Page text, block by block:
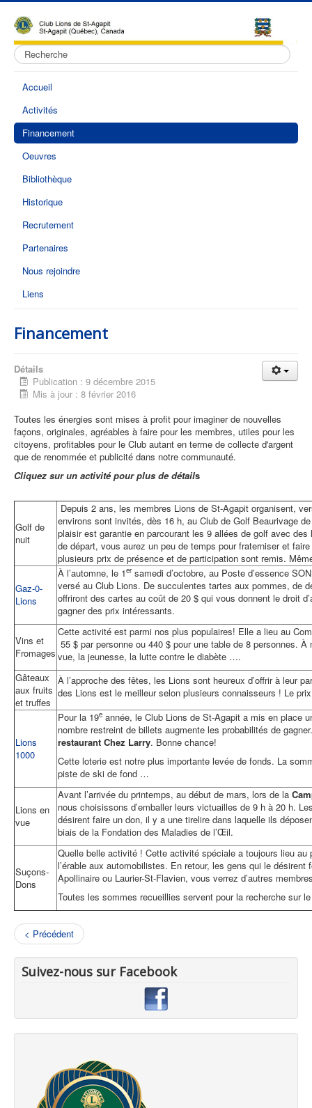
Rechercher
Accueil
Activités
Financement
Oeuvres
Bibliothèque
Historique
Recrutement
Partenaires
Nous rejoindre
Liens
Financement
Détails
Publication : 9 décembre 2015
Mis à jour : 8 février 2016
Toutes les énergies sont mises à profit pour imaginer de nouvelles
façons, originales, agréables à faire pour les membres, utiles pour les
citoyens, profitables pour le Club autant en terme de collecte d'argent
que de renommée et publicité dans notre communauté.
Cliquez sur un activité pour plus de détails
Golf de
nuit
Depuis 2 ans, les membres Lions de St-Agapit organisent,
environs sont invités, dès 16 h, au Club de Golf Beaurivage
plaisir est garantie en parcourant les 9 allées de golf avec
de départ, vous aurez un peu de temps pour fraterniser et
plusieurs prix de présence et de participation sont remis.
Gaz-0-
Lions
À l’automne, le 1er samedi d’octobre, au Poste d’essence
versé au Club Lions. De succulentes tartes aux pommes, de
offriront des cartes au coût de 20 $ qui vous donnent le droit
gagner des prix intéressants.
Vins et
Fromages
Cette activité est parmi nos plus populaires! Elle a lieu au
55 $ par personne ou 440 $ pour une table de 8 personnes.
vue, la jeunesse, la lutte contre le diabète ….
Gâteaux
aux fruits
et truffes
À l’approche des fêtes, les Lions sont heureux d’offrir à leur
des Lions est le meilleur selon plusieurs connaisseurs ! Le
Lions
1000
Pour la 19e année, le Club Lions de St-Agapit a mis en place
nombre restreint de billets augmente les probabilités de
restaurant Chez Larry. Bonne chance!
Cette loterie est notre plus importante levée de fonds. La
piste de ski de fond …
Lions en
vue
Avant l’arrivée du printemps, au début de mars, lors de la
nous choisissons d’emballer leurs victuailles de 9 h à 20 h.
désirent faire un don, il y a une tirelire dans laquelle ils
biais de la Fondation des Maladies de l’Œil.
Suçons-
Dons
Quelle belle activité ! Cette activité spéciale a toujours lieu
l’érable aux automobilistes. En retour, les gens qui le
Apollinaire ou Laurier-St-Flavien, vous verrez d’autres
Toutes les sommes recueillies servent pour la recherche sur le
< Précédent
Suivez-nous sur Facebook